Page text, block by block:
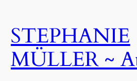
springen
STEPHANIE
MÜLLER ~